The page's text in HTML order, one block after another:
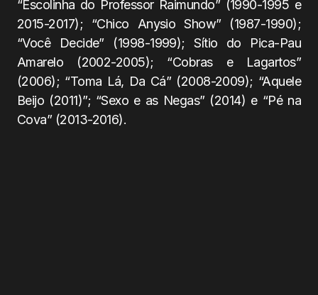
“Escolinha do Professor Raimundo” (1990-1995 e
2015-2017); “Chico Anysio Show” (1987-1990);
“Você Decide” (1998-1999); Sítio do Pica-Pau
Amarelo (2002-2005); “Cobras e Lagartos”
(2006); “Toma Lá, Da Cá” (2008-2009); “Aquele
Beijo (2011)”; “Sexo e as Negas” (2014) e “Pé na
Cova” (2013-2016).